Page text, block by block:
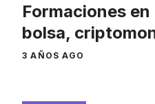
Formaciones
bolsa,
3 AÑOS AGO